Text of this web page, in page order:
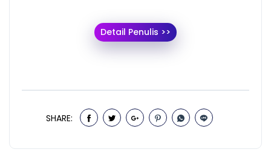
Detail Penulis >>
SHARE: